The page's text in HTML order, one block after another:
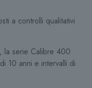
a controlli qualitativi
la serie Calibre 400
10 anni e intervalli di